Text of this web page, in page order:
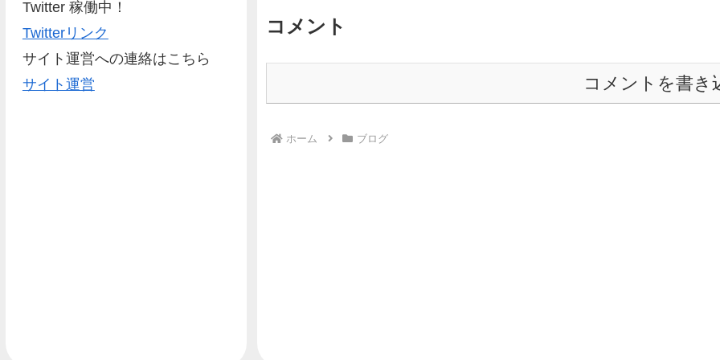
コメント
コメントを書き
ホーム ブログ
Twitter 稼働中！
Twitterリンク
サイト運営への連絡はこちら
サイト運営